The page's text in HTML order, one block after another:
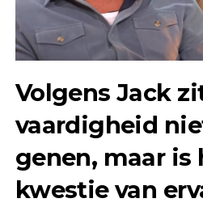
Volgens Jack
vaardigheid
genen, maar is
kwestie van